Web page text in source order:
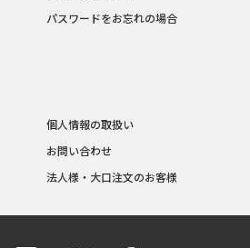
パスワードをお忘れの場合
個人情報の取扱い
お問い合わせ
法人様・大口注文のお客様